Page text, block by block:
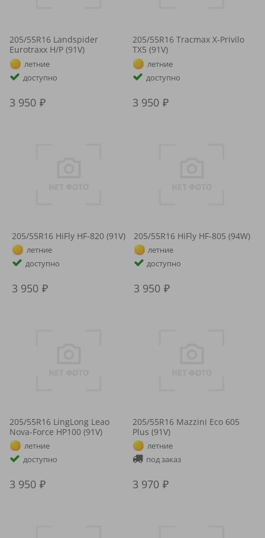
205/55R16 Landspider
Eurotraxx H/P (91V)
летние
доступно
3 950
205/55R16 Tracmax X-Privilo
TX5 (91V)
летние
доступно
3 950
205/55R16 HiFly HF-820 (91V)
летние
доступно
3 950
205/55R16 HiFly HF-805 (94W)
летние
доступно
3 950
205/55R16 LingLong Leao
Nova-Force HP100 (91V)
летние
доступно
3 950
205/55R16 Mazzini Eco 605
Plus (91V)
летние
под заказ
3 970